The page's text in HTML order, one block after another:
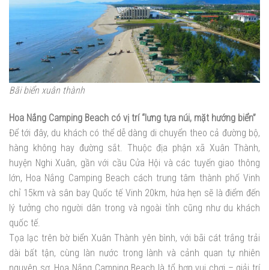
Bãi biển xuân thành
Hoa Nắng Camping Beach có vị trí “lưng tựa núi, mặt hướng biển”
Để tới đây, du khách có thể dễ dàng di chuyển theo cả đường bộ,
hàng không hay đường sắt. Thuộc địa phận xã Xuân Thành,
huyện Nghi Xuân, gần với cầu Cửa Hội và các tuyến giao thông
lớn, Hoa Nắng Camping Beach cách trung tâm thành phố Vinh
chỉ 15km và sân bay Quốc tế Vinh 20km, hứa hẹn sẽ là điểm đến
lý tưởng cho người dân trong và ngoài tỉnh cũng như du khách
quốc tế.
Tọa lạc trên bờ biển Xuân Thành yên bình, với bãi cát trắng trải
dài bất tận, cùng làn nước trong lành và cảnh quan tự nhiên
nguyên sơ, Hoa Nắng Camping Beach là tổ hợp vui chơi – giải trí